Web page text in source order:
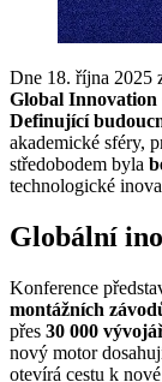
Dne 18. října 2025
Global Innovation
Definující
akademické sféry,
středobodem byla
technologické
Globální
Konference
montážních
přes 30 000
nový motor
otevírá cestu k